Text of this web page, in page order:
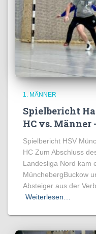
1. MÄNNER
Spielbericht
HC vs. Männer
Spielbericht HSV
HC Zum Abschluss
Landesliga Nord kam
MünchebergBuckow
Absteiger aus der
Weiterlesen…